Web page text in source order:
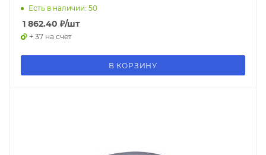
Есть в наличии: 50
1 862.40 ₽/шт
+ 37 на счет
В КОРЗИНУ